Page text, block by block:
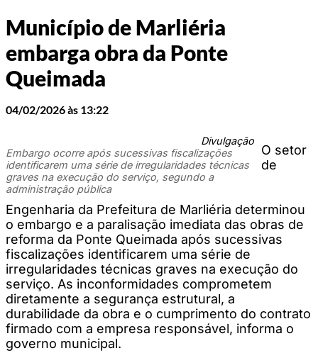
Município de Marliéria
embarga obra da Ponte
Queimada
04/02/2026 às 13:22
Divulgação
Embargo ocorre após sucessivas fiscalizações
identificarem uma série de irregularidades técnicas
graves na execução do serviço, segundo a
administração pública
O setor
de
Engenharia da Prefeitura de Marliéria determinou
o embargo e a paralisação imediata das obras de
reforma da Ponte Queimada após sucessivas
fiscalizações identificarem uma série de
irregularidades técnicas graves na execução do
serviço. As inconformidades comprometem
diretamente a segurança estrutural, a
durabilidade da obra e o cumprimento do contrato
firmado com a empresa responsável, informa o
governo municipal.